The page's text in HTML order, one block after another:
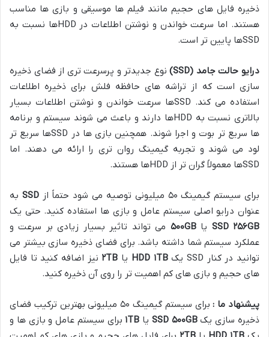
ذخیره فایل های حجیم مانند فیلم ها موسیقی و بازی ها مناسب
هستند. اما سرعت خواندن و نوشتن اطلاعات در HDDها نسبت به
SSDها پایین تر است.
درایو حالت جامد (SSD)
نوع جدیدتر و پرسرعت تری از فضای ذخیره
سازی است که از تراشه های حافظه فلش برای ذخیره اطلاعات
استفاده می کند. SSDها سرعت خواندن و نوشتن اطلاعات بسیار
بالاتری نسبت به HDDها دارند و باعث می شوند سیستم و برنامه
ها سریع تر بوت و اجرا شوند. همچنین بازی ها در SSDها سریع تر
لود می شوند و تجربه گیمینگ روان تری را ارائه می دهند. اما
SSDها معمولاً گران تر از HDDها هستند.
برای سیستم گیمینگ ۵۰ میلیونی توصیه می شود حتماً از SSD به
عنوان درایو اصلی سیستم عامل و بازی ها استفاده کنید. حتی یک
SSD ۲۵۶GB یا ۵۰۰GB
می تواند تاثیر بسیار زیادی بر سرعت و
عملکرد سیستم شما داشته باشد. برای فضای ذخیره سازی بیشتر می
توانید در کنار SSD یک
HDD ۱TB یا ۲TB
نیز اضافه کنید تا فایل
های حجیم و بازی های کم اهمیت تر را روی آن ذخیره کنید.
پیشنهاد ما :
برای سیستم گیمینگ ۵۰ میلیونی بهترین ترکیب فضای
ذخیره سازی یک
SSD ۵۰۰GB یا ۱TB برای سیستم عامل و بازی ها و